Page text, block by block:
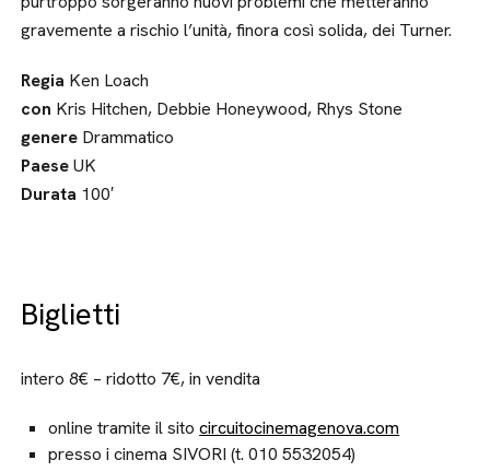
gravemente a rischio l’unità, finora così solida, dei Turner.
Regia Ken Loach
con Kris Hitchen, Debbie Honeywood, Rhys Stone
genere Drammatico
PaeseUK
Durata 100′
Biglietti
intero 8€ – ridotto 7€, in vendita
online tramite il sitocircuitocinemagenova.com
presso i cinema SIVORI (t. 010 5532054)